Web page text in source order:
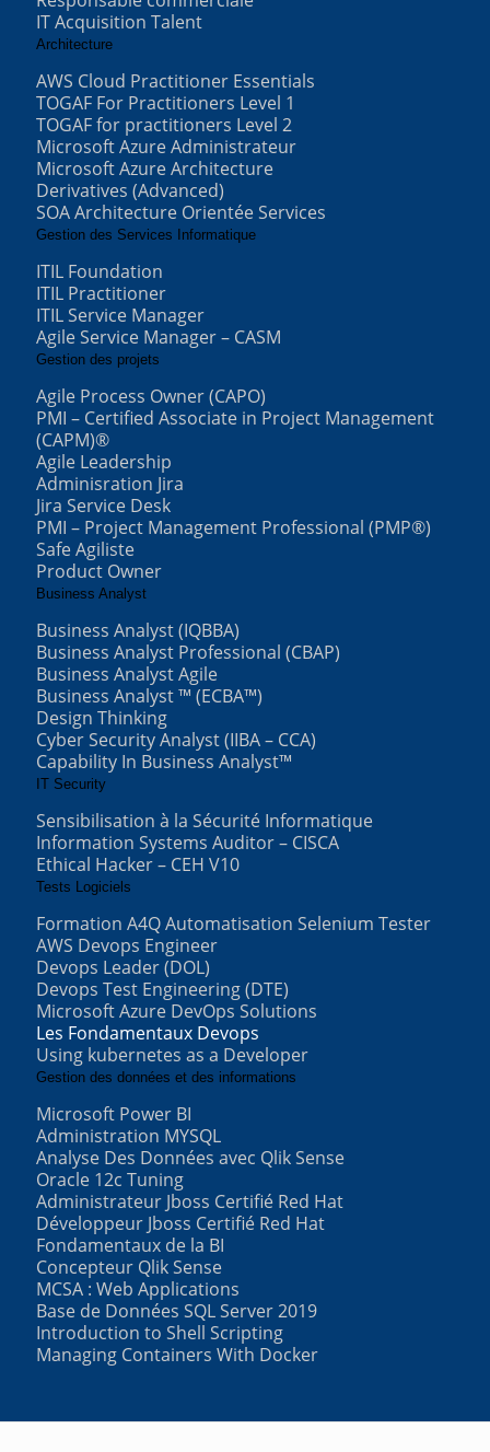
IT Acquisition Talent
Architecture
AWS Cloud Practitioner Essentials
TOGAF For Practitioners Level 1
TOGAF for practitioners Level 2
Microsoft Azure Administrateur
Microsoft Azure Architecture
Derivatives (Advanced)
SOA Architecture Orientée Services
Gestion des Services Informatique
ITIL Foundation
ITIL Practitioner
ITIL Service Manager
Agile Service Manager – CASM
Gestion des projets
Agile Process Owner (CAPO)
PMI – Certified Associate in Project Management
(CAPM)®
Agile Leadership
Adminisration Jira
Jira Service Desk
PMI – Project Management Professional (PMP®)
Safe Agiliste
Product Owner
Business Analyst
Business Analyst (IQBBA)
Business Analyst Professional (CBAP)
Business Analyst Agile
Business Analyst ™ (ECBA™)
Design Thinking
Cyber Security Analyst (IIBA – CCA)
Capability In Business Analyst™
IT Security
Sensibilisation à la Sécurité Informatique
Information Systems Auditor – CISCA
Ethical Hacker – CEH V10
Tests Logiciels
Formation A4Q Automatisation Selenium Tester
AWS Devops Engineer
Devops Leader (DOL)
Devops Test Engineering (DTE)
Microsoft Azure DevOps Solutions
Les Fondamentaux Devops
Using kubernetes as a Developer
Gestion des données et des informations
Microsoft Power BI
Administration MYSQL
Analyse Des Données avec Qlik Sense
Oracle 12c Tuning
Administrateur Jboss Certifié Red Hat
Développeur Jboss Certifié Red Hat
Fondamentaux de la BI
Concepteur Qlik Sense
MCSA : Web Applications
Base de Données SQL Server 2019
Introduction to Shell Scripting
Managing Containers With Docker